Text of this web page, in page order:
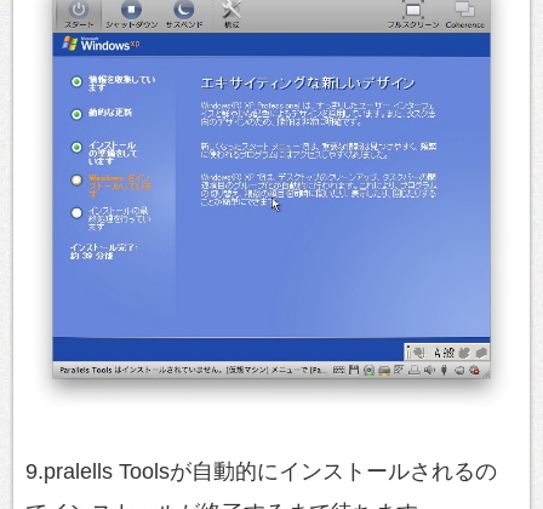
9.pralells Toolsが自動的にインストールされるの